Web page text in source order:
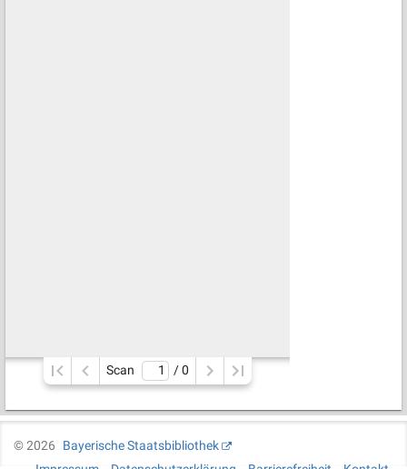
Scan / 0
©2026
Bayerische Staatsbibliothek